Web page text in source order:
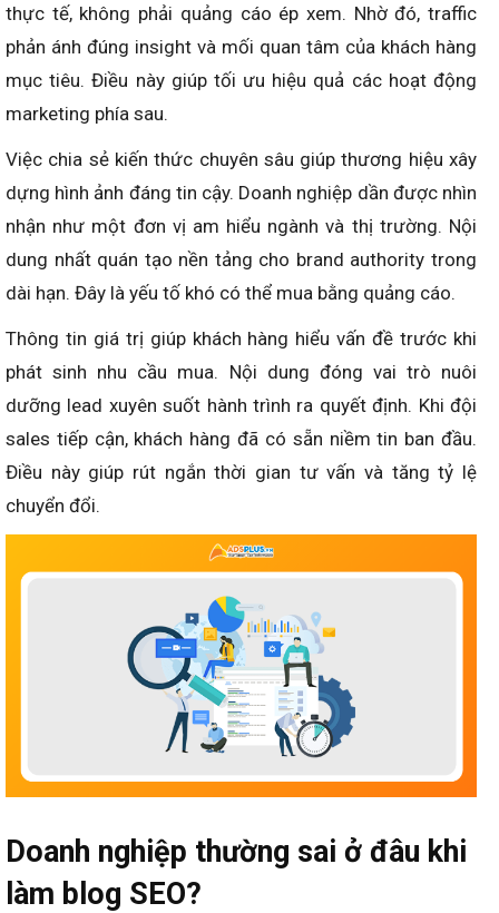
thực tế, không phải quảng cáo ép xem. Nhờ đó, traffic
phản ánh đúng insight và mối quan tâm của khách hàng
mục tiêu. Điều này giúp tối ưu hiệu quả các hoạt động
marketing phía sau.
Việc chia sẻ kiến thức chuyên sâu giúp thương hiệu xây
dựng hình ảnh đáng tin cậy. Doanh nghiệp dần được nhìn
nhận như một đơn vị am hiểu ngành và thị trường. Nội
dung nhất quán tạo nền tảng cho brand authority trong
dài hạn. Đây là yếu tố khó có thể mua bằng quảng cáo.
Thông tin giá trị giúp khách hàng hiểu vấn đề trước khi
phát sinh nhu cầu mua. Nội dung đóng vai trò nuôi
dưỡng lead xuyên suốt hành trình ra quyết định. Khi đội
sales tiếp cận, khách hàng đã có sẵn niềm tin ban đầu.
Điều này giúp rút ngắn thời gian tư vấn và tăng tỷ lệ
chuyển đổi.
Doanh nghiệp thường sai ở đâu khi
làm blog SEO?